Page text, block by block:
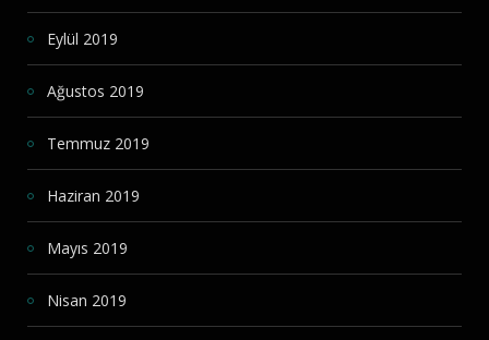
Eylül 2019
Ağustos 2019
Temmuz 2019
Haziran 2019
Mayıs 2019
Nisan 2019